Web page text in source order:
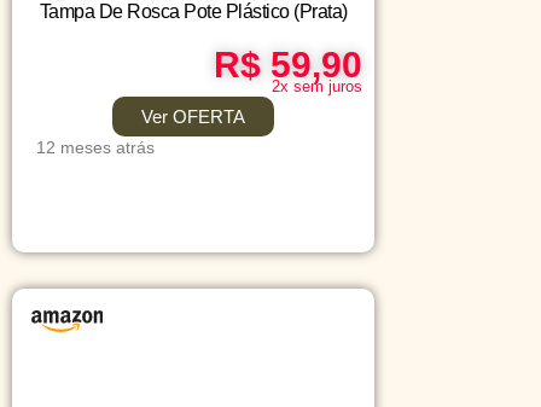
Tampa De Rosca Pote Plástico (Prata)
R$ 59,90
2x sem juros
Ver OFERTA
12 meses atrás